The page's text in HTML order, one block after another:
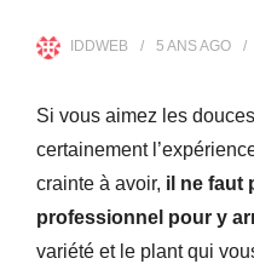
IDDWEB 5 ANSAGO
Si vous aimez les
certainement
crainte à avoir, il ne faut
professionnel pour y
variété et le plant qui